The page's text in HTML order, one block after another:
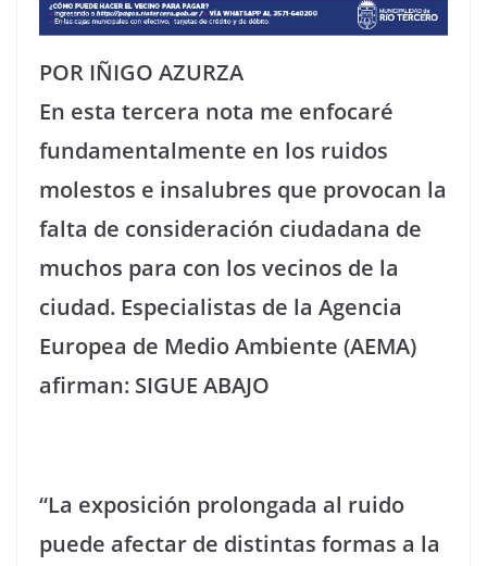
POR IÑIGO AZURZA
En esta tercera nota me enfocaré
fundamentalmente en los ruidos
molestos e insalubres que provocan la
falta de consideración ciudadana de
muchos para con los vecinos de la
ciudad. Especialistas de la Agencia
Europea de Medio Ambiente (AEMA)
afirman: SIGUE ABAJO
“La exposición prolongada al ruido
puede afectar de distintas formas a la